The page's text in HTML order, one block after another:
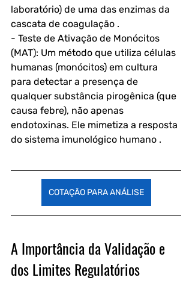
laboratório) de uma das enzimas da
cascata de coagulação .
- Teste de Ativação de Monócitos
(MAT): Um método que utiliza células
humanas (monócitos) em cultura
para detectar a presença de
qualquer substância pirogênica (que
causa febre), não apenas
endotoxinas. Ele mimetiza a resposta
do sistema imunológico humano .
COTAÇÃO PARA ANÁLISE
A Importância da Validação e
dos Limites Regulatórios